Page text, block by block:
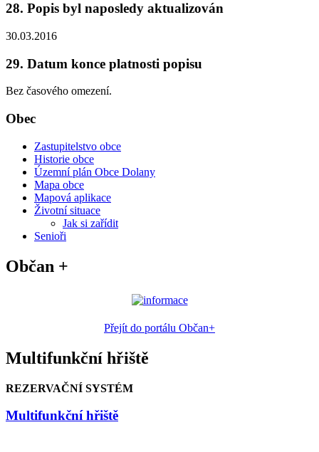
28. Popis byl naposledy aktualizován
30.03.2016
29. Datum konce platnosti popisu
Bez časového omezení.
Obec
Zastupitelstvo obce
Historie obce
Územní plán Obce Dolany
Mapa obce
Mapová aplikace
Životní situace
Jak si zařídit
Senioři
Občan +
Přejít do portálu Občan+
Multifunkční hřiště
REZERVAČNÍ SYSTÉM
Multifunkční hřiště